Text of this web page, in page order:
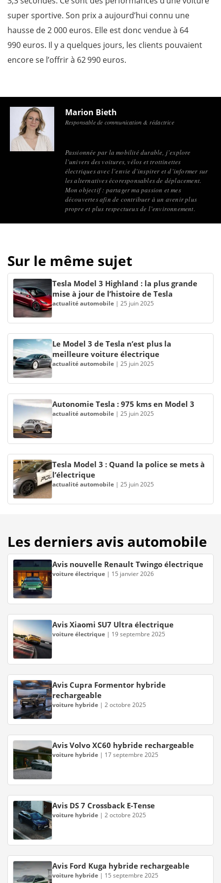
super sportive. Son prix a aujourd’hui connu une
hausse de 2 000 euros. Elle est donc vendue à 64
990 euros. Il y a quelques jours, les clients pouvaient
encore se l’offrir à 62 990 euros.
Marion Bieth
Responsable de communication & rédactrice
Passionnée par la mobilité durable, j’explore
l’univers des voitures, vélos et trottinettes
électriques avec l’envie d’inspirer et d’informer sur
les alternatives écoresponsables de déplacement.
Mon objectif : partager ma passion et mes
découvertes afin de contribuer à un avenir plus
propre et plus respectueux de l’environnement.
Sur le même sujet
Tesla Model 3 Highland : la plus grande
mise à jour de l’histoire de Tesla
actualité automobile | 25 juin 2025
Le Model 3 de Tesla n’est plus la
meilleure voiture électrique
actualité automobile | 25 juin 2025
Autonomie Tesla : 975 kms en Model 3
actualité automobile | 25 juin 2025
Tesla Model 3 : Quand la police se mets à
l’électrique
actualité automobile | 25 juin 2025
Les derniers avis automobile
Avis nouvelle Renault Twingo électrique
voiture électrique | 15 janvier 2026
Avis Xiaomi SU7 Ultra électrique
voiture électrique | 19 septembre 2025
Avis Cupra Formentor hybride
rechargeable
voiture hybride | 2 octobre 2025
Avis Volvo XC60 hybride rechargeable
voiture hybride | 17 septembre 2025
Avis DS 7 Crossback E-Tense
voiture hybride | 2 octobre 2025
Avis Ford Kuga hybride rechargeable
voiture hybride | 15 septembre 2025